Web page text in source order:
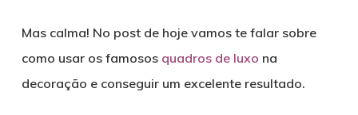
Mas calma! No post de hoje vamos te falar sobre
como usar os famosos quadros de luxo na
decoração e conseguir um excelente resultado.